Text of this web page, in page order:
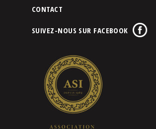
CONTACT
SUIVEZ-NOUS SUR FACEBOOK